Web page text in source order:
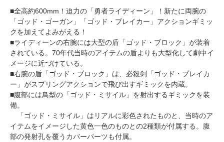
■全高約600mm！迫力の「勇者ライディーン」！新たに両腕の
「ゴッド・ゴーガン」「ゴッド・ブレイカー」アクションギミッ
クを加えてよみがえる！
■ライディーンの右腕には大型の盾「ゴッド・ブロック」が装着
されている。70年代当時のアイテムの盾よりも大型化して劇中イ
メージに近づけている。
■右腕の盾「ゴッド・ブロック」は、必殺剣「ゴッド・ブレイカ
ー」がスプリングアクションで飛び出すギミックを内蔵。
■腹部には鳥型の「ゴッド・ミサイル」を射出するギミックを装
備。
「ゴッド・ミサイル」はリアルに彩色されたものと、当時のア
イテムをイメージした黄色一色のものとの2種類が付属する。腹
部の発射孔を覆うカバーパーツも付属。